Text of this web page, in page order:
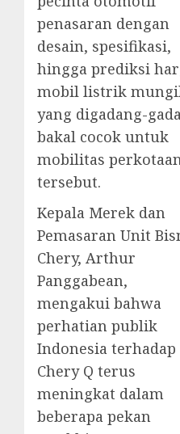
penasaran dengan
desain, spesifikasi,
hingga prediksi
mobil listrik
yang digadang-
bakal cocok untuk
mobilitas perkotaan
tersebut.
Kepala Merek dan
Pemasaran Unit
Chery, Arthur
Panggabean,
mengakui bahwa
perhatian publik
Indonesia terhadap
Chery Q terus
meningkat dalam
beberapa pekan